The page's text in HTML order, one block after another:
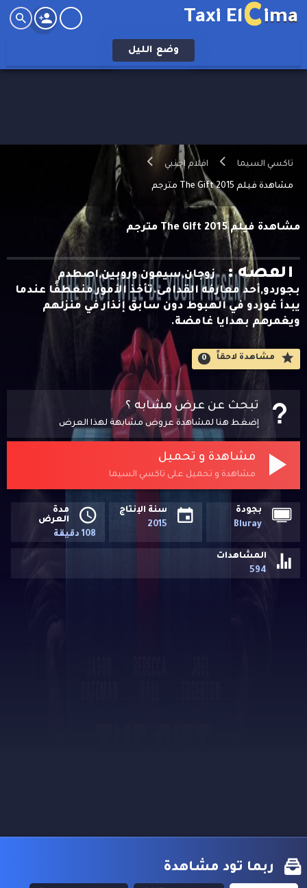
Taxi ElCima
وضع الليل
تاكسي السيما افلام اجنبي
مشاهدة فيلم The Gift 2015 مترجم
مشاهدة فيلم The Gift 2015 مترجم
القصه :
زوجان,سيمون وروبين,اصطدم
بجوردو,أحد معارفه القدامى.تأخذ الأمور منعطفًا عندما
يبدأ غوردو في الهبوط دون سابق إنذار في منزلهم
ويغمرهم بهدايا غامضة.
مشاهدة لاحقاََ 0
تبحث عن عرض مشابه ؟
إضغط هنا لمشاهدة عروض مشابهة لهذا العرض
مشاهدة و تحميل
مشاهدة و تحميل على تاكسي السيما
بجودة
Bluray
سنة الإنتاج
2015
مدة
العرض
108 دقيقة
المشاهدات
594
ربما تود مشاهدة